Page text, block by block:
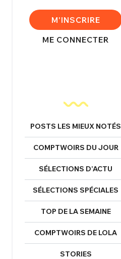
M'INSCRIRE
ME CONNECTER
POSTS LES MIEUX NOTÉS
COMPTWOIRS DU JOUR
SÉLECTIONS D’ACTU
SÉLECTIONS SPÉCIALES
TOP DE LA SEMAINE
COMPTWOIRS DE LOLA
STORIES
Mot de passe perdu ?
FERMER
Un Thread
C'EST PARTI